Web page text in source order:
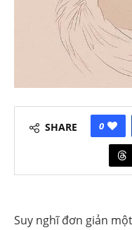
SHARE 0
Suy nghĩ đơn giản